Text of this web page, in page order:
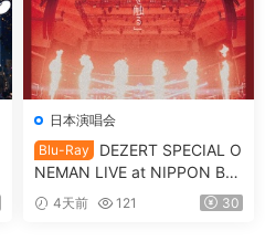
日本演唱会
Blu-Ray
DEZERT SPECIAL O
NEMAN LIVE at NIPPON BU
DOKAN Kimi no shinzou o sa
waru 「君の心臓を触る」[20
4天前 121 30